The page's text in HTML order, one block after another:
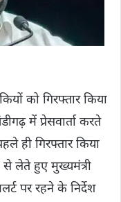
को गिरफ्तार किया
में प्रेसवार्ता करते
ही गिरफ्तार किया
लेते हुए मुख्यमंत्री
पर रहने के निर्देश